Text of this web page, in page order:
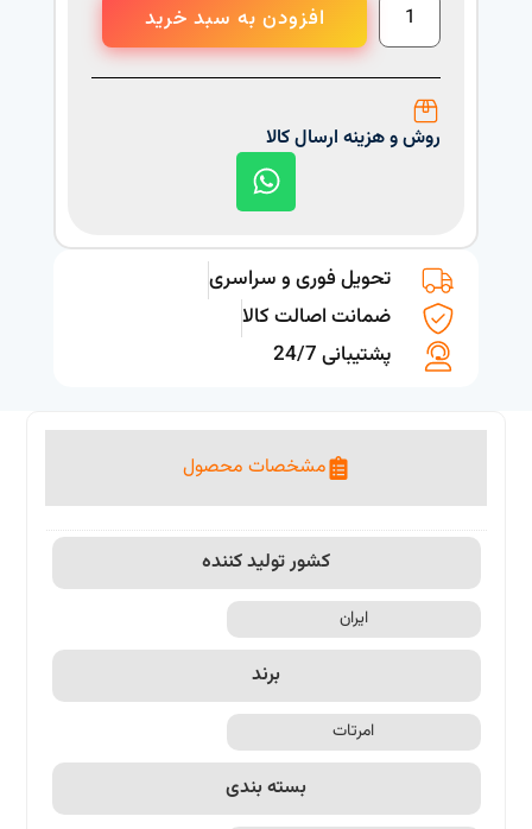
افزودن به سبد خرید
روش و هزینه ارسال کالا
تحویل فوری و سراسری
ضمانت اصالت کالا
پشتیبانی 24/7
مشخصات محصول
کشور تولید کننده
ایران
برند
امرتات
بسته بندی